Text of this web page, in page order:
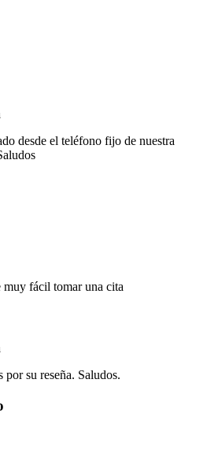
desde el teléfono fijo de nuestra
fácil tomar una cita
por su reseña. Saludos.